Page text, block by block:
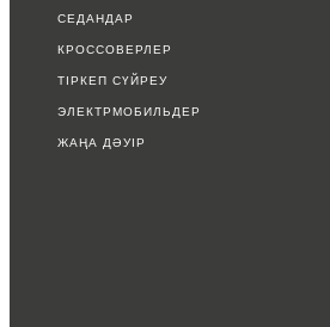
СЕДАНДАР
КРОССОВЕРЛЕР
ТІРКЕП СҮЙРЕУ
ЭЛЕКТРМОБИЛЬДЕР
ЖАҢА ДӘУІР